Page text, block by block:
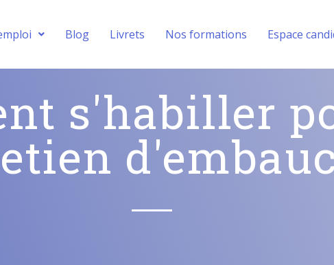
Blog Livrets Nos formations Espace
s'habiller